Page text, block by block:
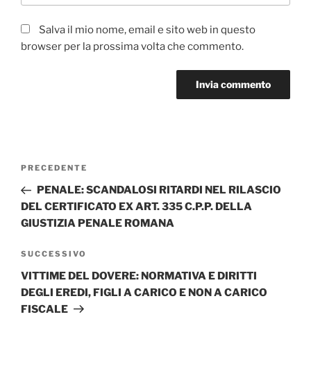
Salva il mio nome, email e sito web in questo
browser per la prossima volta che commento.
Navigazione
Articolo
precedente:
PRECEDENTE
PENALE: SCANDALOSI RITARDI NEL RILASCIO
DEL CERTIFICATO EX ART. 335 C.P.P. DELLA
GIUSTIZIA PENALE ROMANA
Articolo
successivo
SUCCESSIVO
VITTIME DEL DOVERE: NORMATIVA E DIRITTI
DEGLI EREDI, FIGLI A CARICO E NON A CARICO
FISCALE